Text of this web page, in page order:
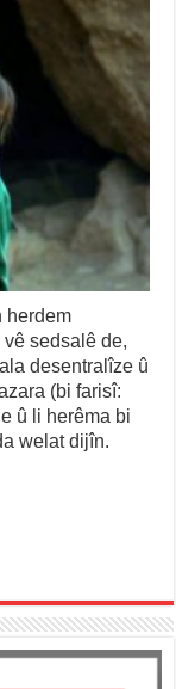
herdem
sedsalê de,
desentralîze û
(bi farisî:
û li herêma bi
welat dijîn.